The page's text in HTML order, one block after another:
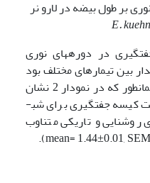
نوری بر طول بیضه در لارو نر
E.
در دوره­های نوری
بین تیمارهای مختلف بود
(F=37.40, P<0.001, df= 2.87). همانطور که در نمودار 2 نشان
داده شده است، بیشترین مساحت کیسه جفت­گیری برای شب­
و تاریکی متناوب